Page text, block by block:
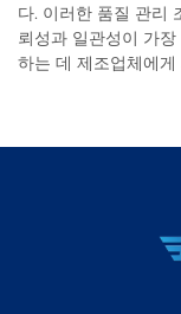
다. 이러한 품질 관리
뢰성과 일관성이 가
하는 데 제조업체에